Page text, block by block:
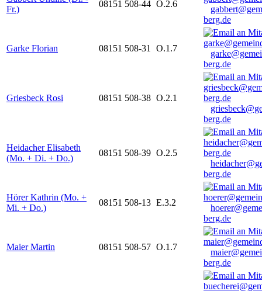
Fr.)
08151 508-44 O.2.6
berg.de
Garke Florian 08151 508-31 O.1.7
berg.de
Griesbeck Rosi 08151 508-38 O.2.1
berg.de
Heidacher Elisabeth
(Mo. + Di. + Do.)
08151 508-39 O.2.5
berg.de
Hörer Kathrin (Mo. +
Mi. + Do.)
08151 508-13 E.3.2
berg.de
Maier Martin 08151 508-57 O.1.7
berg.de